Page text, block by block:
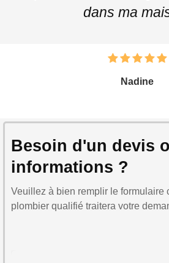
dans ma
Nadine
Besoin d'un devis
informations ?
Veuillez à bien remplir le formulaire
plombier qualifié traitera votre